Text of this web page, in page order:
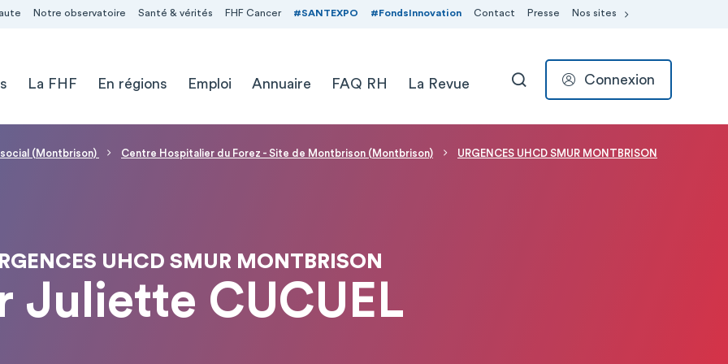
Notre observatoire Santé & vérités FHF Cancer #SANTEXPO #FondsInnovation Contact Presse Nos sites
La FHF En régions Emploi Annuaire FAQ RH La Revue RECHERCHER
Connexion
(Montbrison) Centre Hospitalier du Forez - Site de Montbrison (Montbrison)
URGENCES UHCD SMUR MONTBRISON
UHCD SMUR MONTBRISON
Juliette CUCUEL